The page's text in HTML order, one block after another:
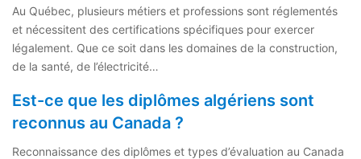
Au Québec, plusieurs métiers et professions sont réglementés
et nécessitent des certifications spécifiques pour exercer
légalement. Que ce soit dans les domaines de la construction,
de la santé, de l’électricité…
Est-ce que les diplômes algériens sont
reconnus au Canada ?
Reconnaissance des diplômes et types d’évaluation au Canada